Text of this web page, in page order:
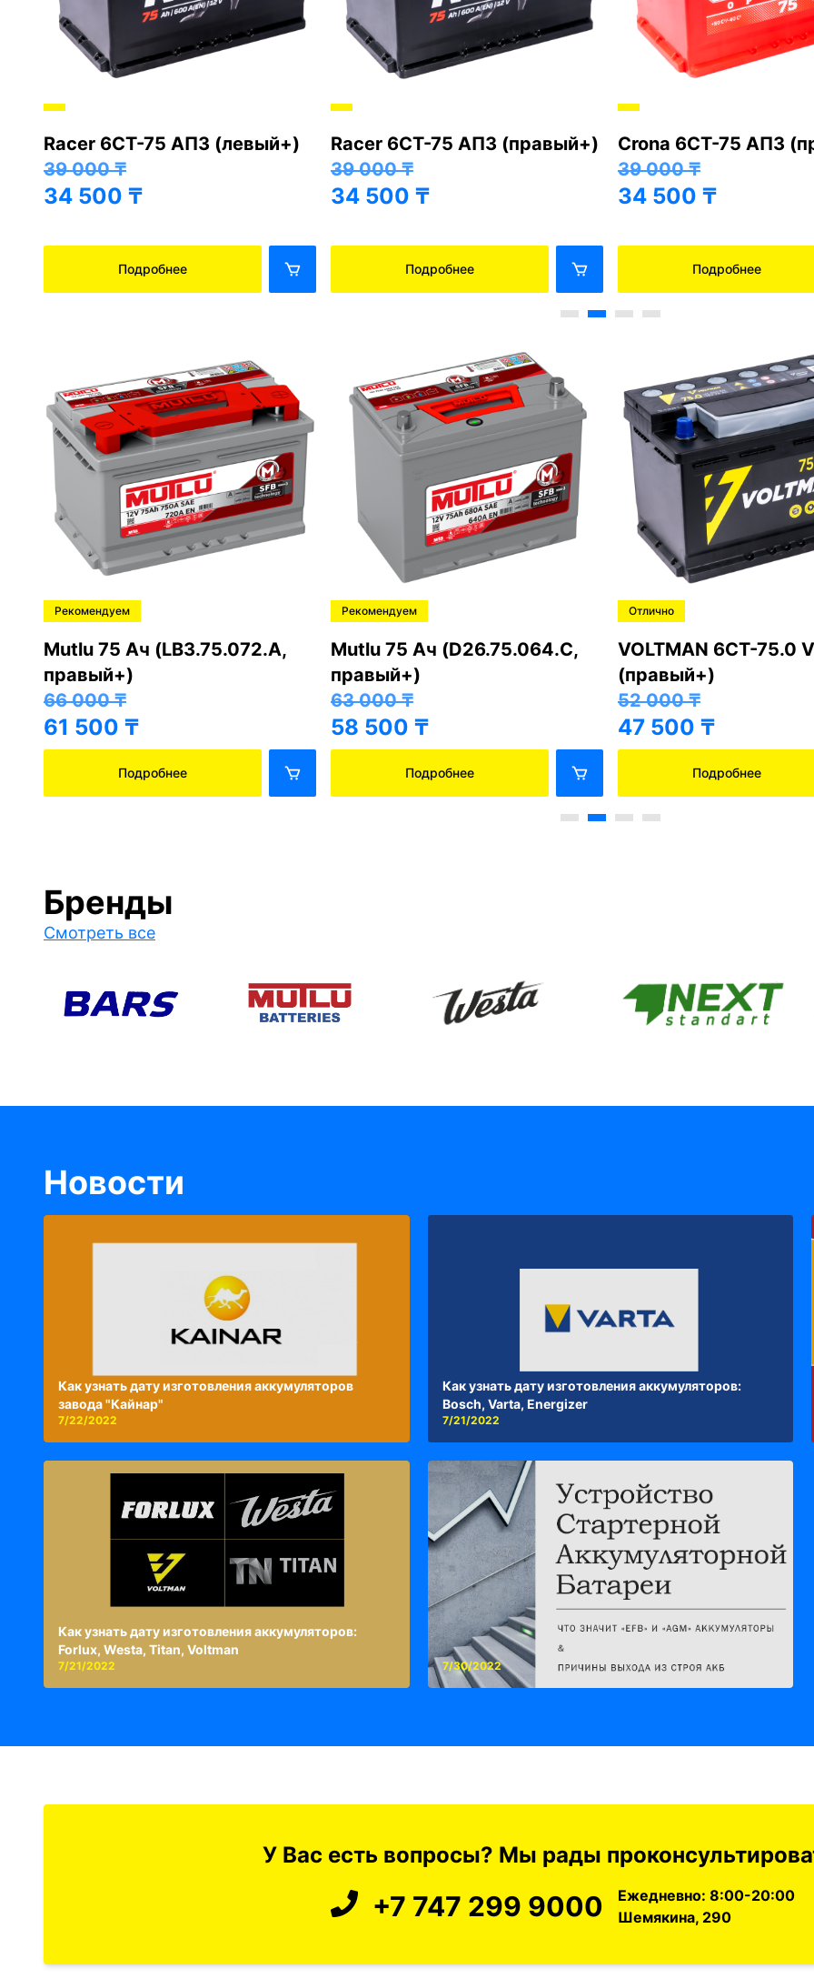
Racer 6СТ-75 АПЗ (левый+)
39 000₸
34 500 ₸
Подробнее
Racer 6СТ-75 АПЗ (правый+)
39 000₸
34 500 ₸
Подробнее
Crona 6СТ-75 АПЗ
39 000₸
34 500 ₸
Подробнее
Рекомендуем
Mutlu 75 Ач (LB3.75.072.A,
правый+)
66 000₸
61 500 ₸
Подробнее
Рекомендуем
Mutlu 75 Ач (D26.75.064.C,
правый+)
63 000₸
58 500 ₸
Подробнее
Отлично
VOLTMAN 6CT-75.0
(правый+)
52 000₸
47 500 ₸
Подробнее
Бренды
Смотреть все
Новости
Как узнать дату изготовления аккумуляторов
завода "Кайнар"
7/22/2022
Как узнать дату изготовления аккумуляторов:
Bosch, Varta, Energizer
7/21/2022
Как узнать дату изготовления аккумуляторов:
Forlux, Westa, Titan, Voltman
7/21/2022 7/30/2022
У Вас есть вопросы? Мы рады
+7 747 299 9000
Ежедневно: 8:00-20:00
Шемякина, 290